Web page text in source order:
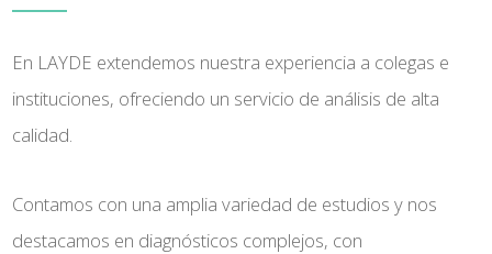
En LAYDE extendemos nuestra experiencia a colegas e
instituciones, ofreciendo un servicio de análisis de alta
calidad.
Contamos con una amplia variedad de estudios y nos
destacamos en diagnósticos complejos, con